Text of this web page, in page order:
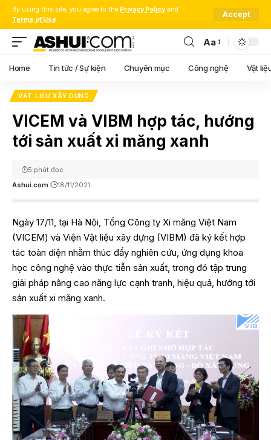
By using this site, you agree to the Privacy Policy and
Terms of Use.
Accept
Font
Resizer
Aa
Home Tin tức / Sự kiện Chuyên mục Công nghệ Vật
VẬT LIỆU XÂY DỰNG
VICEM và VIBM hợp tác, hướng
tới sản xuất xi măng xanh
Ashui.com 18/11/2021
5 phút đọc
Ngày 17/11, tại Hà Nội, Tổng Công ty Xi măng Việt Nam
(VICEM) và Viện Vật liệu xây dựng (VIBM) đã ký kết hợp
tác toàn diện nhằm thúc đẩy nghiên cứu, ứng dụng khoa
học công nghệ vào thực tiễn sản xuất, trong đó tập trung
giải pháp nâng cao năng lực cạnh tranh, hiệu quả, hướng tới
sản xuất xi măng xanh.